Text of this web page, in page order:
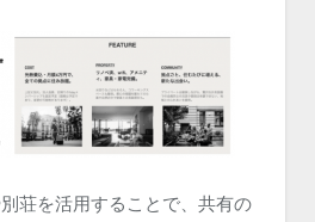
荘を活用することで、共有の